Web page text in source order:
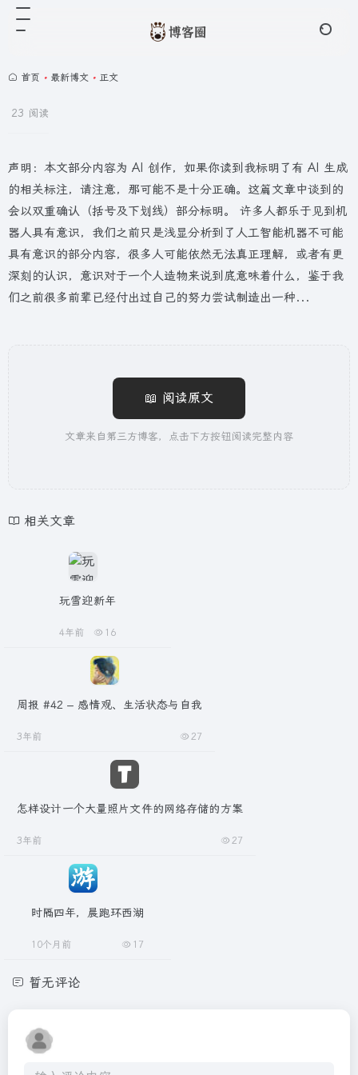
首页 • 最新博文 • 正文
23 阅读
声明：本文部分内容为 AI 创作，如果你读到我标明了有 AI 生成
的相关标注，请注意，那可能不是十分正确。这篇文章中谈到的
会以双重确认（括号及下划线）部分标明。 许多人都乐于见到机
器人具有意识，我们之前只是浅显分析到了人工智能机器不可能
具有意识的部分内容，很多人可能依然无法真正理解，或者有更
深刻的认识，意识对于一个人造物来说到底意味着什么，鉴于我
们之前很多前辈已经付出过自己的努力尝试制造出一种...
📖 阅读原文
文章来自第三方博客，点击下方按钮阅读完整内容
相关文章
玩雪迎新年
4年前 16
周报 #42 – 感情观、生活状态与自我
3年前 27
怎样设计一个大量照片文件的网络存储的方案
3年前 27
时隔四年，晨跑环西湖
10个月前 17
暂无评论